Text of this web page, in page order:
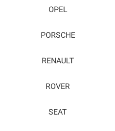
OPEL
PORSCHE
RENAULT
ROVER
SEAT